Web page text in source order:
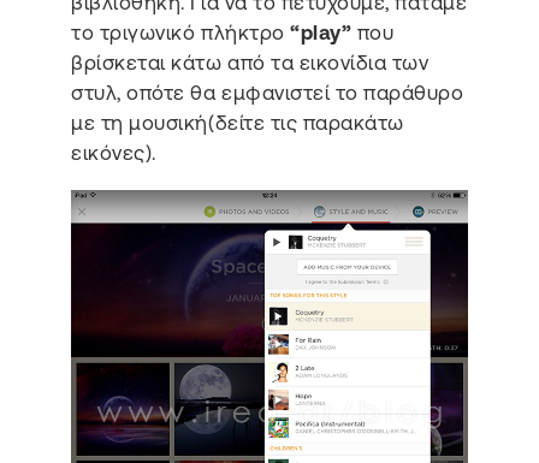
το τριγωνικό πλήκτρο“play” που
βρίσκεται κάτω από τα εικονίδια των
στυλ, οπότε θα εμφανιστεί το παράθυρο
με τη μουσική(δείτε τις παρακάτω
εικόνες).